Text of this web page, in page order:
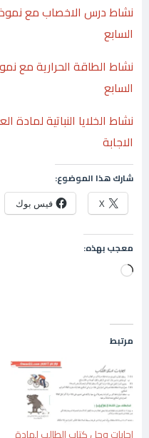
نشاط درس الاخصاب مع
السابع
نشاط الطاقة الحرارية مع
السابع
نشاط الخلايا النباتية
الاجابة
شارك هذا الموضوع:
X فيس بوك
معجب بهذه:
جاري
مرتبط